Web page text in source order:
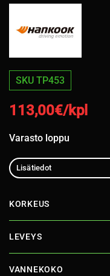
SKU TP453
113,00€/kpl
Varasto loppu
Lisätiedot
KORKEUS
LEVEYS
VANNEKOKO